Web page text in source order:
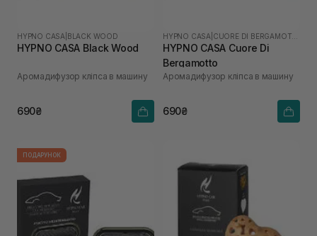
HYPNO CASA BLACK WOOD
HYPNO CASA Black Wood
Аромадифузор кліпса в машину
690₴
HYPNO CASA
HYPNO CASA Cuore Di
Bergamotto
Аромадифузор кліпса в машину
690₴
ПОДАРУНОК